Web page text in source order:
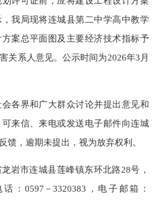
我局现将连城县第二中学高中教学
案总平面图及主要经济技术指标予
关系人意见。公示时间为2026年3月
界和广大群众讨论并提出意见和
来信、来电或发送电子邮件向连城
馈，逾期未提出，视为放弃权利。
市连城县莲峰镇东环北路28号，
：0597－3320383，电子邮箱：